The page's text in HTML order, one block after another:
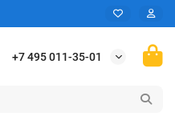
+7 495 011-35-01